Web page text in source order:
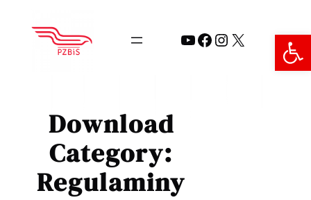
YouTube
Facebook
Instagram
X
Download
Category:
Regulaminy